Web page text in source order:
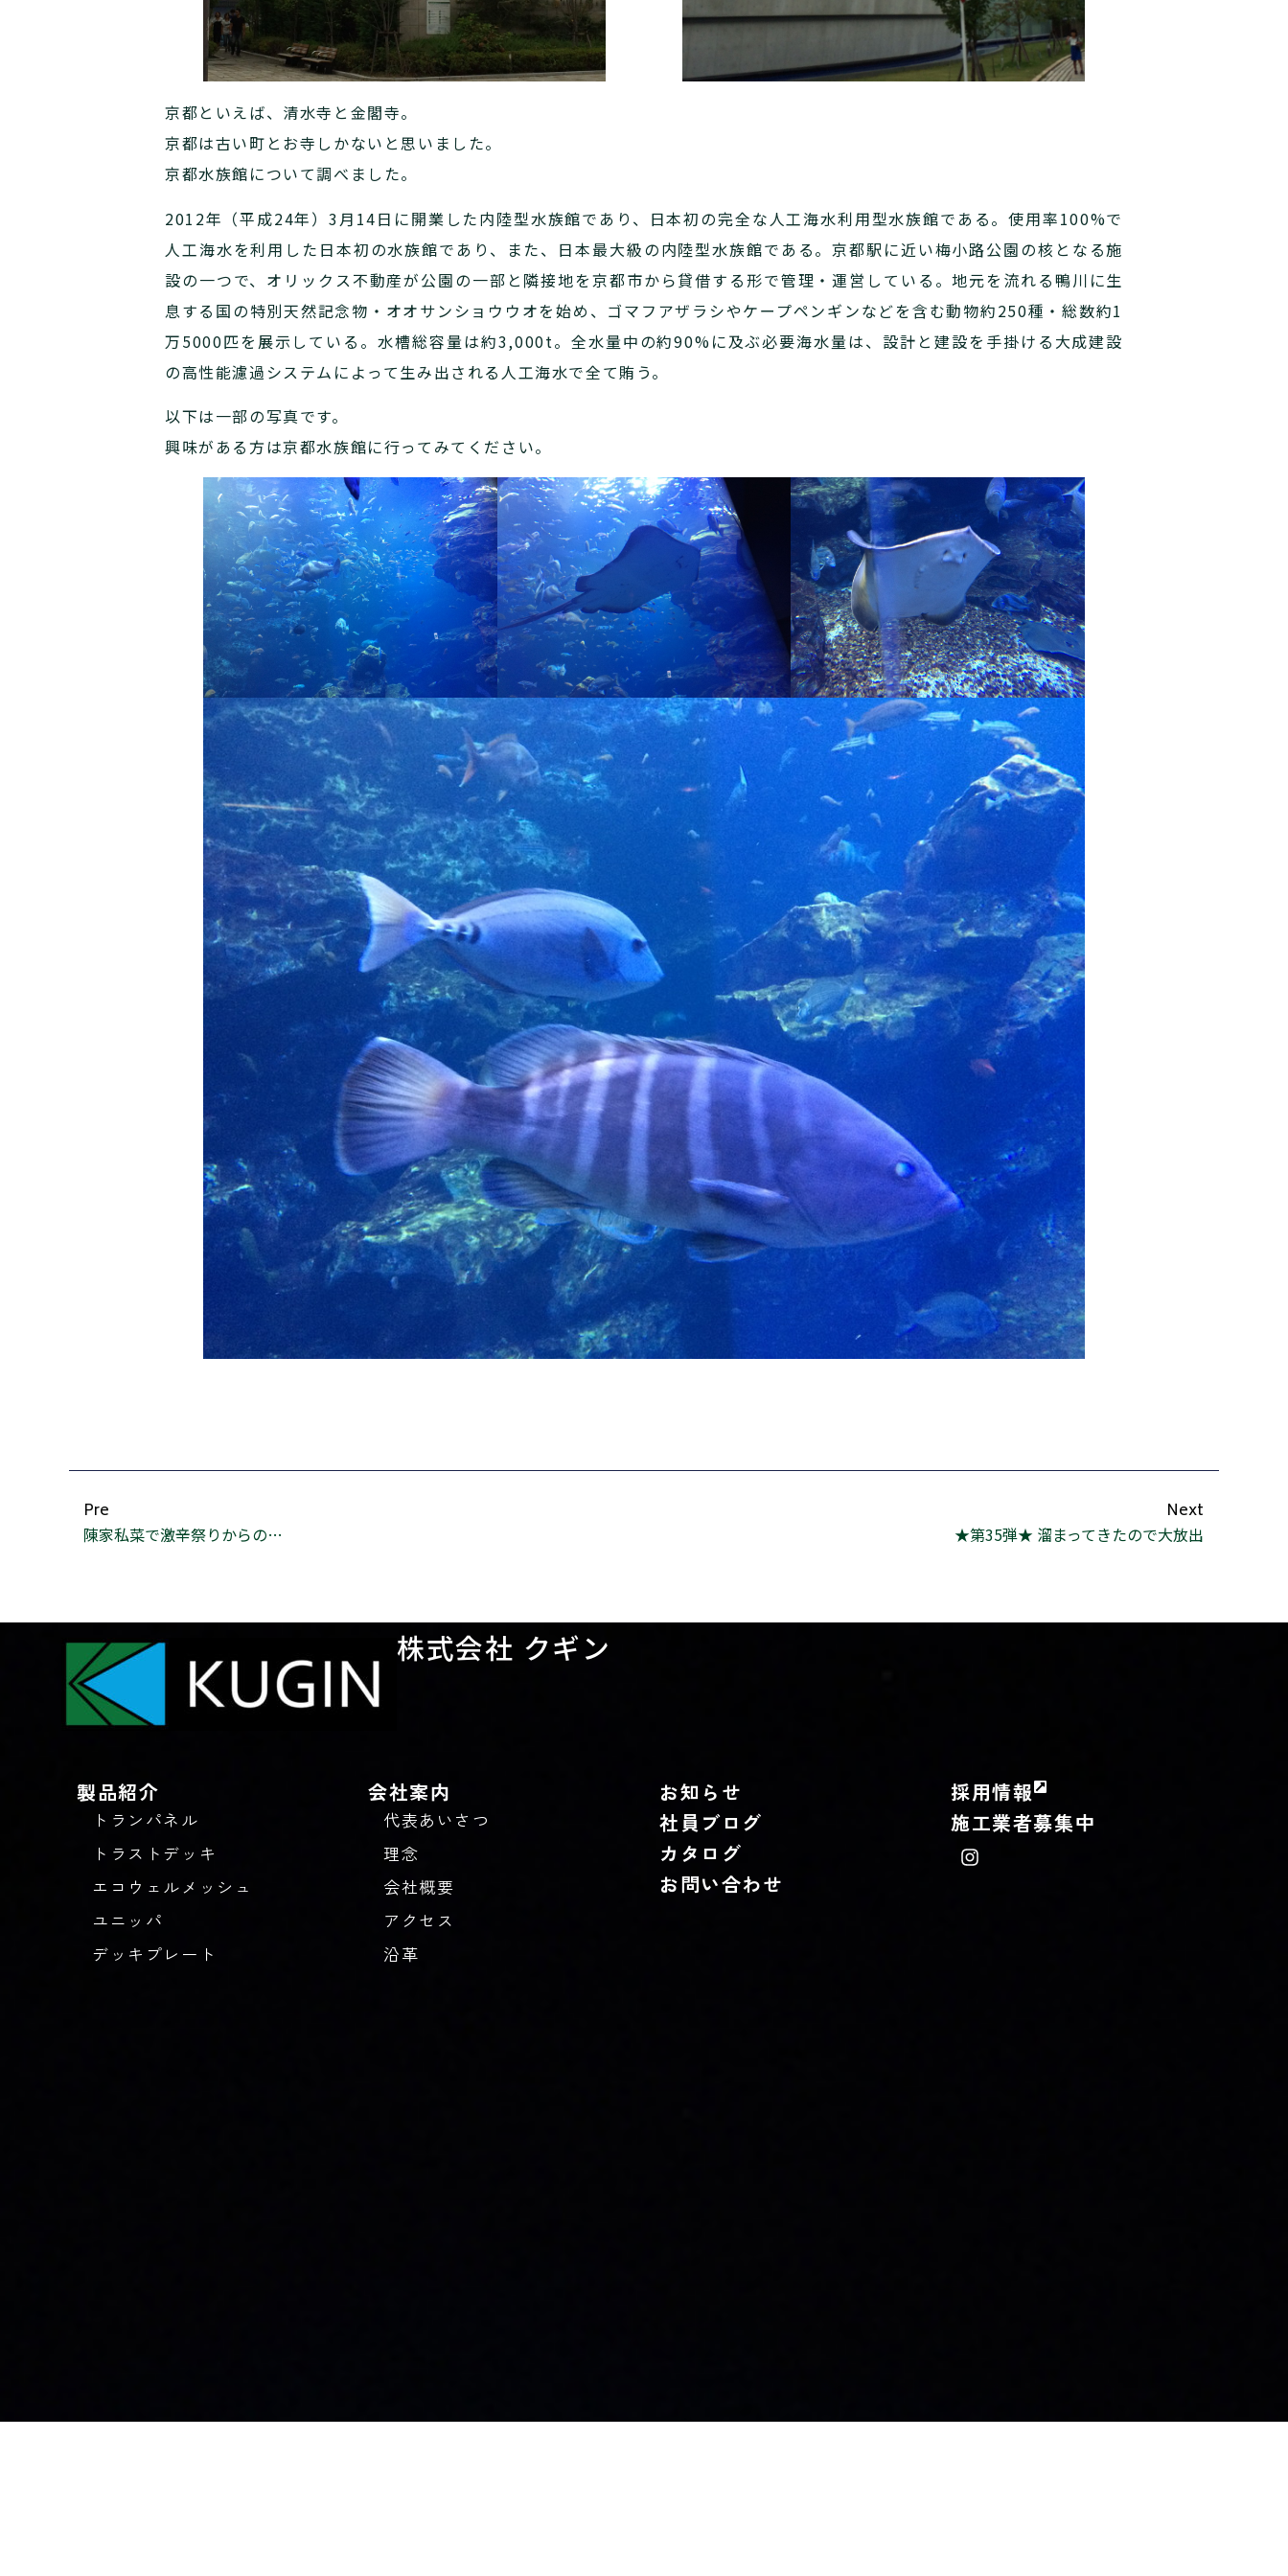
京都といえば、清水寺と金閣寺。
京都は古い町とお寺しかないと思いました。
京都水族館について調べました。
2012年（平成24年）3月14日に開業した内陸型水族館であり、日本初の完全な人工海水利用型水族館である。使用率100%で
人工海水を利用した日本初の水族館であり、また、日本最大級の内陸型水族館である。京都駅に近い梅小路公園の核となる施
設の一つで、オリックス不動産が公園の一部と隣接地を京都市から貸借する形で管理・運営している。地元を流れる鴨川に生
息する国の特別天然記念物・オオサンショウウオを始め、ゴマフアザラシやケープペンギンなどを含む動物約250種・総数約1
万5000匹を展示している。水槽総容量は約3,000t。全水量中の約90%に及ぶ必要海水量は、設計と建設を手掛ける大成建設
の高性能濾過システムによって生み出される人工海水で全て賄う。
以下は一部の写真です。
興味がある方は京都水族館に行ってみてください。
Pre
陳家私菜で激辛祭りからの…
Next
★第35弾★ 溜まってきたので大放出
株式会社 クギン
製品紹介
トランパネル
トラストデッキ
エコウェルメッシュ
ユニッパ
デッキプレート
会社案内
代表あいさつ
理念
会社概要
アクセス
沿革
お知らせ
社員ブログ
カタログ
お問い合わせ
採用情報
施工業者募集中